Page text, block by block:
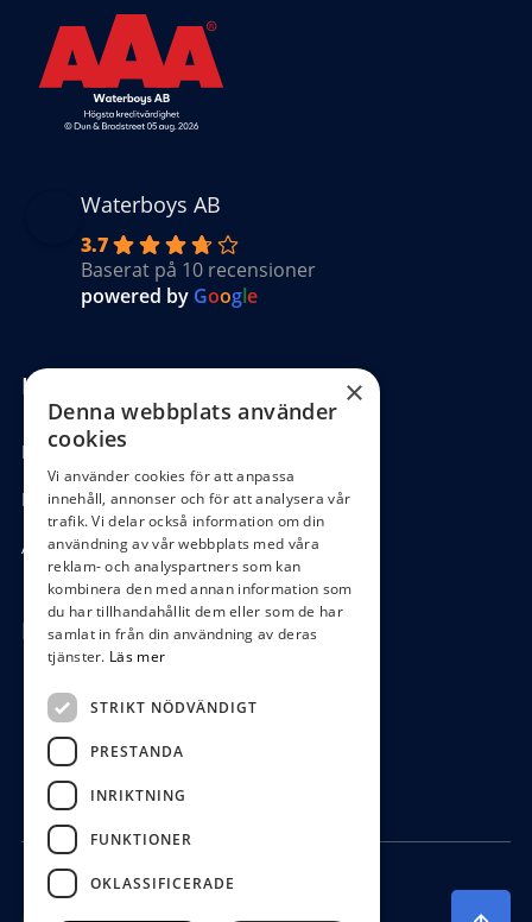
Waterboys AB
3.7
Baserat på 10 recensioner
powered by Google
Kundinformation
Köpvillkor
Hantering GDPR
Ångra köp
Hör av dig
0472-104 80
boys@waterboys.se
Ekebogatan 15, 342 30 Alvesta
×
Denna webbplats använder
cookies
Vi använder cookies för att anpassa
innehåll, annonser och för att analysera vår
trafik. Vi delar också information om din
användning av vår webbplats med våra
reklam- och analyspartners som kan
kombinera den med annan information som
du har tillhandahållit dem eller som de har
samlat in från din användning av deras
tjänster. Läs mer
STRIKT NÖDVÄNDIGT
PRESTANDA
INRIKTNING
FUNKTIONER
OKLASSIFICERADE